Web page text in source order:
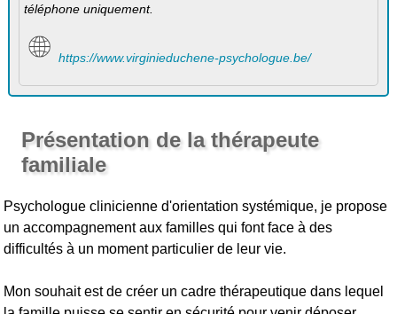
téléphone uniquement.
https://www.virginieduchene-psychologue.be/
Présentation de la thérapeute
familiale
Psychologue clinicienne d'orientation systémique, je propose
un accompagnement aux familles qui font face à des
difficultés à un moment particulier de leur vie.
Mon souhait est de créer un cadre thérapeutique dans lequel